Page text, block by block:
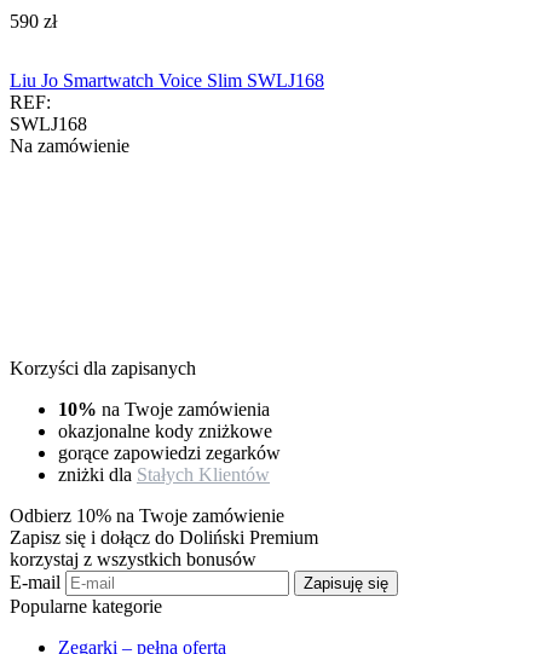
‍590‍ zł
Liu Jo Smartwatch Voice Slim SWLJ168
REF:
SWLJ168
Na zamówienie
Korzyści dla zapisanych
10% na Twoje zamówienia
okazjonalne kody zniżkowe
gorące zapowiedzi zegarków
zniżki dla Stałych Klientów
Odbierz 10% na Twoje zamówienie
Zapisz się i dołącz do Doliński Premium
korzystaj z wszystkich bonusów
E-mail
Zapisuję się
Popularne kategorie
Zegarki – pełna oferta